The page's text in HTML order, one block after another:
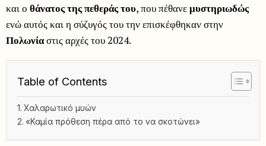
και ο θάνατος της πεθεράς του, που πέθανεμυστηριωδώς
ενώ αυτός και η σύζυγός του την επισκέφθηκαν στην
Πολωνίαστις αρχές του 2024.
Table of Contents
Χαλαρωτικό μυών
«Καμία πρόθεση πέρα από το να σκοτώνει»